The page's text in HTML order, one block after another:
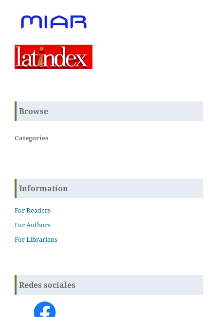
Browse
Categories
Information
For Readers
For Authors
For Librarians
Redes sociales